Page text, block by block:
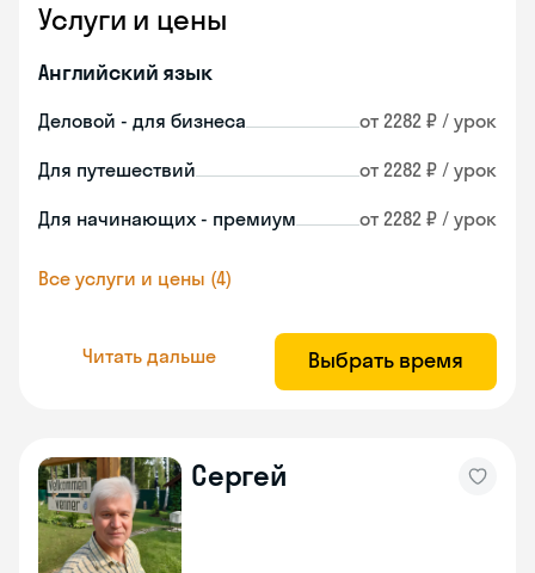
Услуги и цены
Английский язык
Деловой - для бизнеса от 2282 ₽ / урок
Для путешествий от 2282 ₽ / урок
Для начинающих - премиум от 2282 ₽ / урок
Все услуги и цены (4)
Читать дальше Выбрать время
Сергей